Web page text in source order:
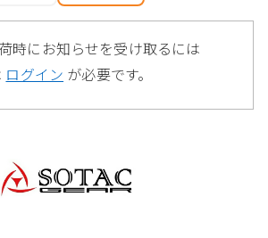
時にお知らせを受け取るには
ログイン が必要です。